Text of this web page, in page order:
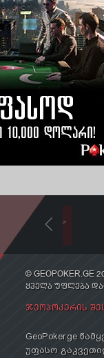
© GEOPOKER.GE
ᲧᲕᲔᲚᲐ ᲣᲤᲚᲔᲑᲐ
ᲯᲔᲝᲞᲝᲙᲔᲠᲘᲡ
GeoPoker.ge
უფასო